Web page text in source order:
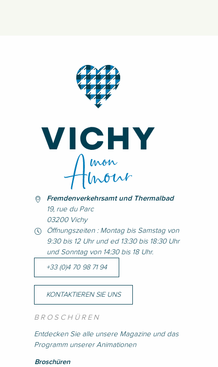
Fremdenverkehrsamt und Thermalbad
19, rue du Parc
03200 Vichy
Öffnungszeiten : Montag bis Samstag von
9:30 bis 12 Uhr und ed 13:30 bis 18:30 Uhr
und Sonntag von 14:30 bis 18 Uhr.
+33 (0)4 70 98 71 94
KONTAKTIEREN SIE UNS
BROSCHÜREN
Entdecken Sie alle unsere Magazine und das
Programm unserer Animationen
Broschüren